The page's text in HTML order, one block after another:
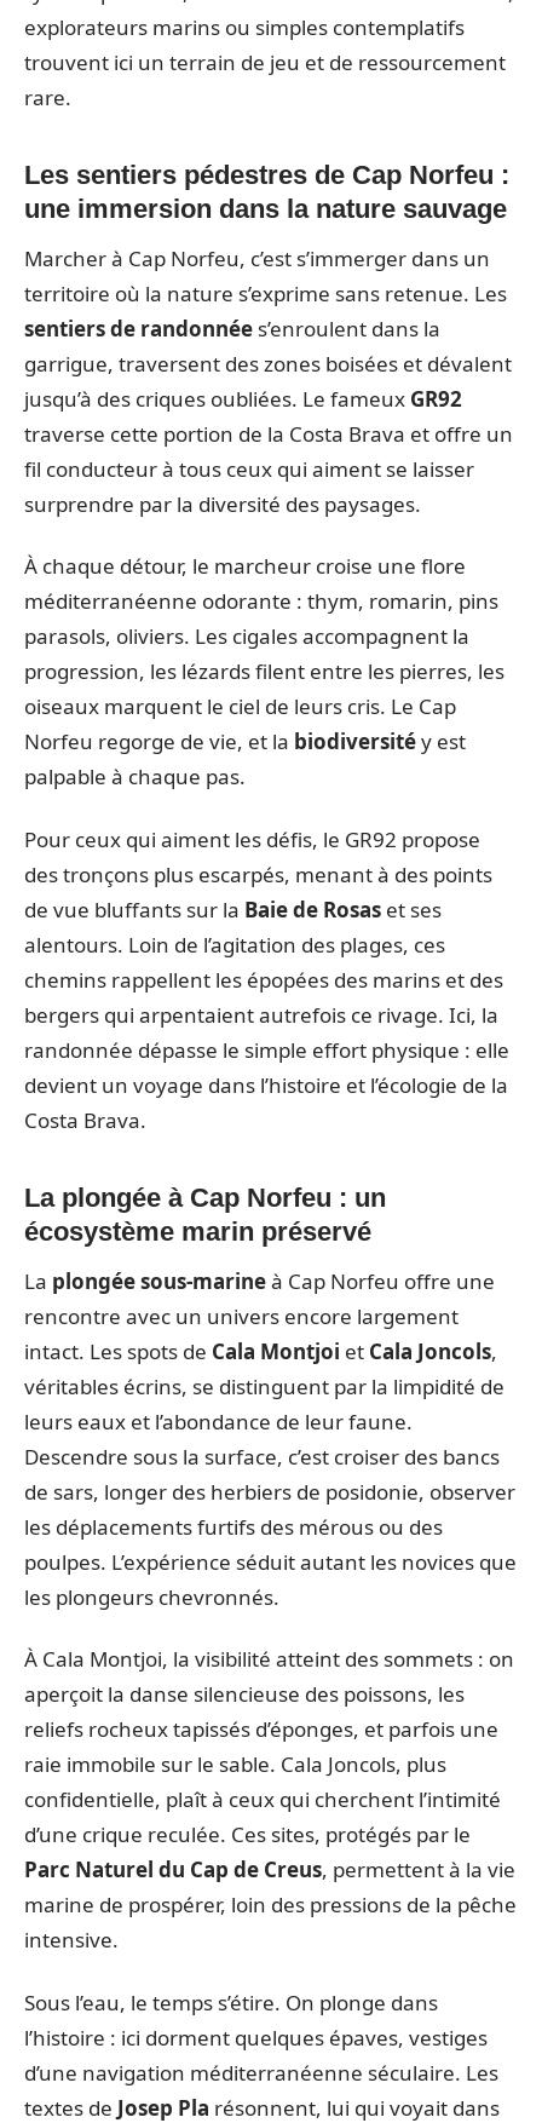
explorateurs marins ou simples contemplatifs
trouvent ici un terrain de jeu et de ressourcement
rare.
Les sentiers pédestres de Cap Norfeu :
une immersion dans la nature sauvage
Marcher à Cap Norfeu, c’est s’immerger dans un
territoire où la nature s’exprime sans retenue. Les
sentiers de randonnée s’enroulent dans la
garrigue, traversent des zones boisées et dévalent
jusqu’à des criques oubliées. Le fameux GR92
traverse cette portion de la Costa Brava et offre un
fil conducteur à tous ceux qui aiment se laisser
surprendre par la diversité des paysages.
À chaque détour, le marcheur croise une flore
méditerranéenne odorante : thym, romarin, pins
parasols, oliviers. Les cigales accompagnent la
progression, les lézards filent entre les pierres, les
oiseaux marquent le ciel de leurs cris. Le Cap
Norfeu regorge de vie, et la biodiversitéy est
palpable à chaque pas.
Pour ceux qui aiment les défis, le GR92 propose
des tronçons plus escarpés, menant à des points
de vue bluffants sur la Baie de Rosas et ses
alentours. Loin de l’agitation des plages, ces
chemins rappellent les épopées des marins et des
bergers qui arpentaient autrefois ce rivage. Ici, la
randonnée dépasse le simple effort physique : elle
devient un voyage dans l’histoire et l’écologie de la
Costa Brava.
La plongée à Cap Norfeu : un
écosystème marin préservé
La plongée sous-marineà Cap Norfeu offre une
rencontre avec un univers encore largement
intact. Les spots de Cala Montjoi et Cala Joncols,
véritables écrins, se distinguent par la limpidité de
leurs eaux et l’abondance de leur faune.
Descendre sous la surface, c’est croiser des bancs
de sars, longer des herbiers de posidonie, observer
les déplacements furtifs des mérous ou des
poulpes. L’expérience séduit autant les novices que
les plongeurs chevronnés.
À Cala Montjoi, la visibilité atteint des sommets : on
aperçoit la danse silencieuse des poissons, les
reliefs rocheux tapissés d’éponges, et parfois une
raie immobile sur le sable. Cala Joncols, plus
confidentielle, plaît à ceux qui cherchent l’intimité
d’une crique reculée. Ces sites, protégés par le
Parc Naturel du Cap de Creus, permettent à la vie
marine de prospérer, loin des pressions de la pêche
intensive.
Sous l’eau, le temps s’étire. On plonge dans
l’histoire : ici dorment quelques épaves, vestiges
d’une navigation méditerranéenne séculaire. Les
textes de Josep Pla résonnent, lui qui voyait dans